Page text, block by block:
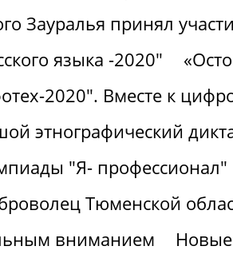
Зауралья принял
языка -2020"
2020". Вместе к
этнографический
"Я- профессионал"
Тюменской
вниманием